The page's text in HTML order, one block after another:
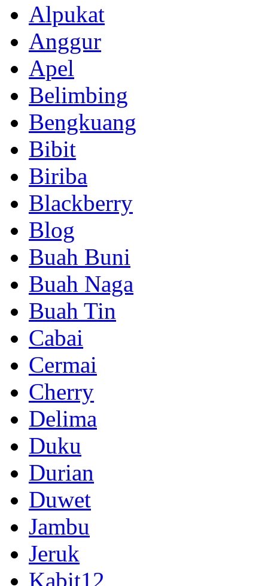
Alpukat
Anggur
Apel
Belimbing
Bengkuang
Bibit
Biriba
Blackberry
Blog
Buah Buni
Buah Naga
Buah Tin
Cabai
Cermai
Cherry
Delima
Duku
Durian
Duwet
Jambu
Jeruk
Kabit12